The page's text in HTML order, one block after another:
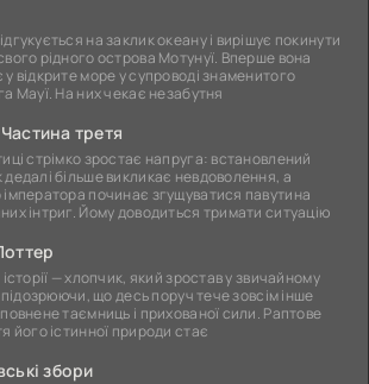
на заклик океану і вирішує покинути
рідного острова Мотунуї. Вперше вона
відкрите море у супроводі знаменитого
Мауї. На них чекає незабутня
третя
стрімко зростає напруга: встановлений
дедалі більше викликає невдоволення, а
імператора починає згущуватися павутина
інтриг. Йому доводиться тримати ситуацію
історії — хлопчик, який зростав у звичайному
підозрюючи, що десь поруч тече зовсім інше
таємниць і прихованої сили. Раптове
його істинної природи стає
збори